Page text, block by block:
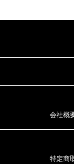
会社概
特定商